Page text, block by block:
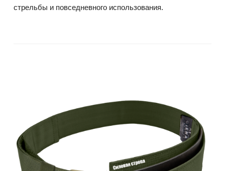
стрельбы и повседневного использования.